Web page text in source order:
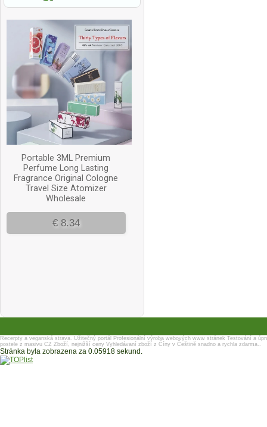
Recerpty a veganská strava. Užitečný portál Profesionální výroba webových www stránek Testování a
postele z masivu CZ Zboží, nejnižší ceny Vyhledávaní zboží z Číny v Češtině snadno a rychla zdarma..
Stránka byla zobrazena za 0.05918 sekund.